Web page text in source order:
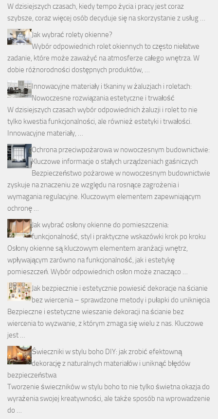
W dzisiejszych czasach, kiedy tempo życia i pracy jest coraz
szybsze, coraz więcej osób decyduje się na skorzystanie z usług …
Jak wybrać rolety okienne?
Wybór odpowiednich rolet okiennych to często niełatwe
zadanie, które może zaważyć na atmosferze całego wnętrza. W
dobie różnorodności dostępnych produktów, …
Innowacyjne materiały i tkaniny w żaluzjach i roletach:
Nowoczesne rozwiązania estetyczne i trwałość
W dzisiejszych czasach wybór odpowiednich żaluzji i rolet to nie
tylko kwestia funkcjonalności, ale również estetyki i trwałości.
Innowacyjne materiały, …
Ochrona przeciwpożarowa w nowoczesnym budownictwie:
Kluczowe informacje o stałych urządzeniach gaśniczych
Bezpieczeństwo pożarowe w nowoczesnym budownictwie
zyskuje na znaczeniu ze względu na rosnące zagrożenia i
wymagania regulacyjne. Kluczowym elementem zapewniającym
ochronę …
Jak wybrać osłony okienne do pomieszczenia:
funkcjonalność, styl i praktyczne wskazówki krok po kroku
Osłony okienne są kluczowym elementem aranżacji wnętrz,
wpływającym zarówno na funkcjonalność, jak i estetykę
pomieszczeń. Wybór odpowiednich osłon może znacząco …
Jak bezpiecznie i estetycznie powiesić dekoracje na ścianie
bez wiercenia – sprawdzone metody i pułapki do uniknięcia
Bezpieczne i estetyczne wieszanie dekoracji na ścianie bez
wiercenia to wyzwanie, z którym zmaga się wielu z nas. Kluczowe
jest …
Świeczniki w stylu boho DIY: jak zrobić efektowną
dekorację z naturalnych materiałów i uniknąć błędów
bezpieczeństwa
Tworzenie świeczników w stylu boho to nie tylko świetna okazja do
wyrażenia swojej kreatywności, ale także sposób na wprowadzenie
do …